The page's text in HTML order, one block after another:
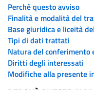
Perchè questo avviso
Finalità e modalità del
Base giuridica e liceità
Tipi di dati trattati
Natura del conferimento
Diritti degli interessati
Modifiche alla presente